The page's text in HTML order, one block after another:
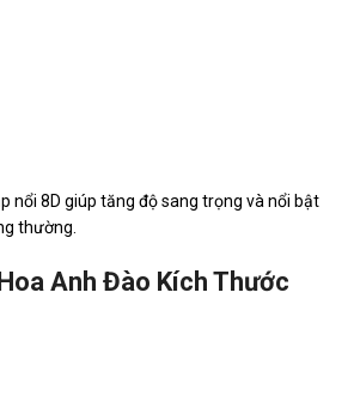
nổi 8D giúp tăng độ sang trọng và nổi bật
thường.
Anh Đào Kích Thước